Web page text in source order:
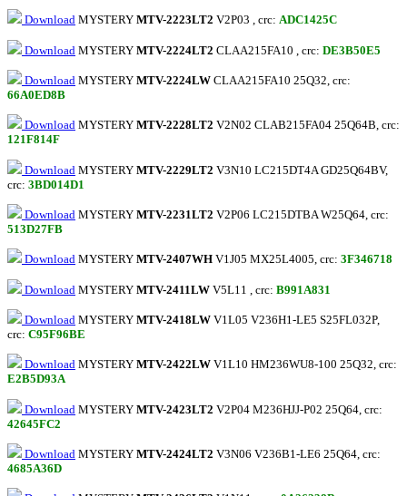
Download MYSTERY MTV-2223LT2 V2P03 , crc: ADC1425C
Download MYSTERY MTV-2224LT2 CLAA215FA10 , crc: DE3B50E5
Download MYSTERY MTV-2224LW CLAA215FA10 25Q32, crc:
66A0ED8B
Download MYSTERY MTV-2228LT2 V2N02 CLAB215FA04 25Q64B, crc:
121F814F
Download MYSTERY MTV-2229LT2 V3N10 LC215DT4A GD25Q64BV,
crc: 3BD014D1
Download MYSTERY MTV-2231LT2 V2P06 LC215DTBA W25Q64, crc:
513D27FB
Download MYSTERY MTV-2407WH V1J05 MX25L4005, crc: 3F346718
Download MYSTERY MTV-2411LW V5L11 , crc: B991A831
Download MYSTERY MTV-2418LW V1L05 V236H1-LE5 S25FL032P,
crc: C95F96BE
Download MYSTERY MTV-2422LW V1L10 HM236WU8-100 25Q32, crc:
E2B5D93A
Download MYSTERY MTV-2423LT2 V2P04 M236HJJ-P02 25Q64, crc:
42645FC2
Download MYSTERY MTV-2424LT2 V3N06 V236B1-LE6 25Q64, crc:
4685A36D